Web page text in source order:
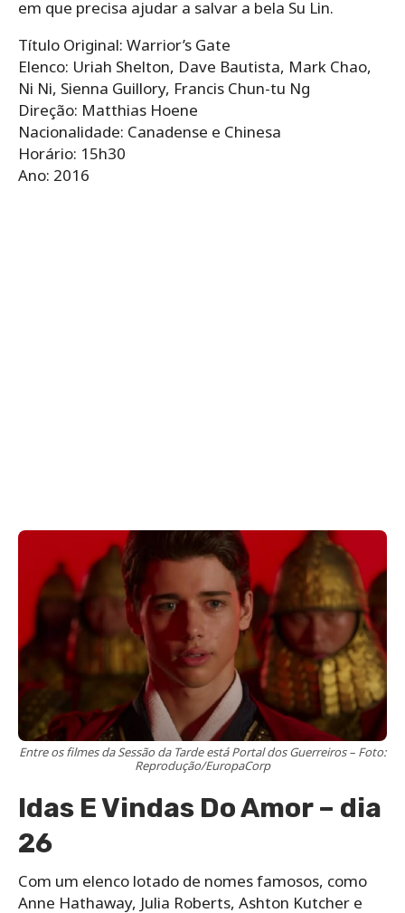
em que precisa ajudar a salvar a bela Su Lin.
Título Original: Warrior’s Gate
Elenco: Uriah Shelton, Dave Bautista, Mark Chao,
Ni Ni, Sienna Guillory, Francis Chun-tu Ng
Direção: Matthias Hoene
Nacionalidade: Canadense e Chinesa
Horário: 15h30
Ano: 2016
Entre os filmes da Sessão da Tarde está Portal dos Guerreiros – Foto:
Reprodução/EuropaCorp
Idas E Vindas Do Amor – dia
26
Com um elenco lotado de nomes famosos, como
Anne Hathaway, Julia Roberts, Ashton Kutcher e